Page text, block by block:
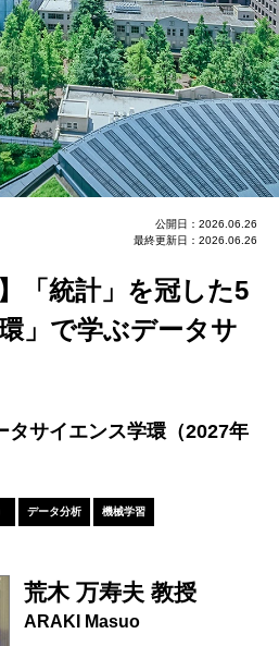
公開日：2026.06.26
最終更新日：2026.06.26
「統計」を冠した5
」で学ぶデータサ
タサイエンス学環（2027年
データ分析 機械学習
荒木 万寿夫 教授
ARAKI Masuo